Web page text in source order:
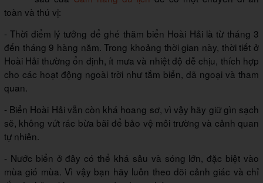
toàn và thú vị:
- Thời điểm lý tưởng để ghé thăm biển Hoài Hải là từ tháng 3
đến tháng 9 hàng năm. Trong khoảng thời gian này, thời tiết ở
Hoài Hải thường ổn định, ít mưa và nhiệt độ dễ chịu, thích hợp
cho các hoạt động ngoài trời như tắm biển, dã ngoại và tham
quan.
- Biển Hoài Hải vẫn còn khá hoang sơ, vì vậy hãy giữ gìn sạch
sẽ, không vứt rác bừa bãi để bảo vệ môi trường và cảnh quan
tự nhiên.
- Nước biển ở đây có thể khá sâu và sóng lớn, đặc biệt vào
mùa gió mùa. Vì vậy bạn hãy luôn theo dõi cảnh giác và chỉ